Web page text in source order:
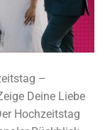
–
Deine Liebe
Hochzeitstag